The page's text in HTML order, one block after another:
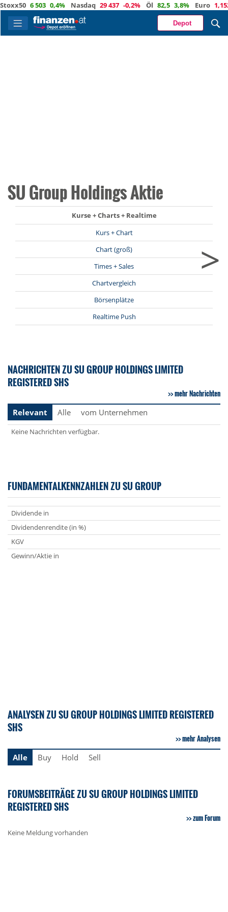
6 503 0,4% Nasdaq 29 437 -0,2% Öl 82,5 3,8% Euro 1,1522
Depot
SU Group Holdings Aktie
Kurse + Charts + Realtime
Kurs + Chart
Chart (groß)
Times + Sales
Chartvergleich
Börsenplätze
Realtime Push
>
NACHRICHTEN ZU SU GROUP HOLDINGS LIMITED
REGISTERED SHS
mehr Nachrichten
Relevant
Alle vom Unternehmen
Keine Nachrichten verfügbar.
FUNDAMENTALKENNZAHLEN ZU SU GROUP
Dividende in
Dividendenrendite (in %)
KGV
Gewinn/Aktie in
ANALYSEN ZU SU GROUP HOLDINGS LIMITED REGISTERED
SHS
mehr Analysen
Alle
Buy Hold Sell
FORUMSBEITRÄGE ZU SU GROUP HOLDINGS LIMITED
REGISTERED SHS
zum Forum
Keine Meldung vorhanden